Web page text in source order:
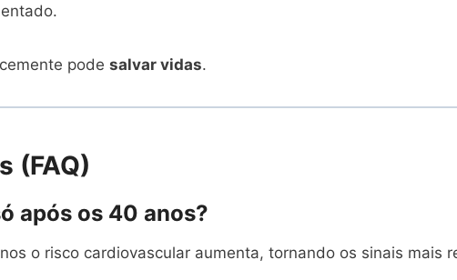
pode salvar vidas.
(FAQ)
após os 40 anos?
o risco cardiovascular aumenta, tornando os sinais mais